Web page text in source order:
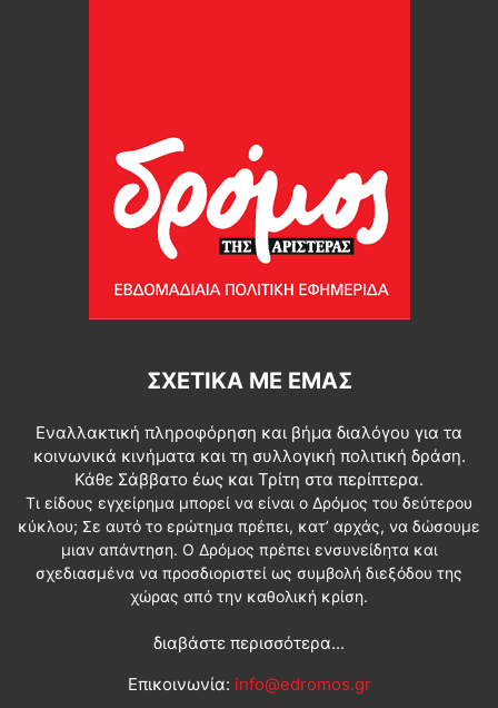
ΣΧΕΤΙΚΆ ΜΕ ΕΜΆΣ
Εναλλακτική πληροφόρηση και βήμα διαλόγου για τα
κοινωνικά κινήματα και τη συλλογική πολιτική δράση.
Κάθε Σάββατο έως και Τρίτη στα περίπτερα.
Τι είδους εγχείρημα μπορεί να είναι ο Δρόμος του δεύτερου
κύκλου; Σε αυτό το ερώτημα πρέπει, κατ’ αρχάς, να δώσουμε
μιαν απάντηση. Ο Δρόμος πρέπει ενσυνείδητα και
σχεδιασμένα να προσδιοριστεί ως συμβολή διεξόδου της
χώρας από την καθολική κρίση.
διαβάστε περισσότερα...
Επικοινωνία: info@edromos.gr